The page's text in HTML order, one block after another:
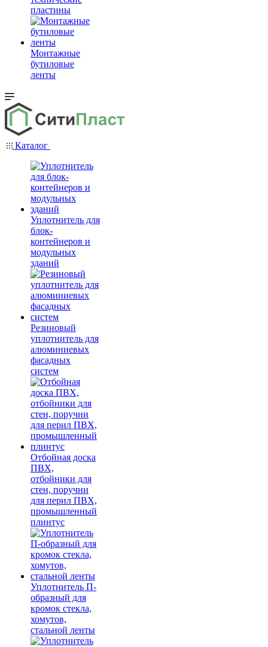
пластины
Монтажные
бутиловые
ленты
Каталог
Уплотнитель для
блок-
контейнеров и
модульных
зданий
Резиновый
уплотнитель для
алюминиевых
фасадных
систем
Отбойная доска
ПВХ,
отбойники для
стен, поручни
для перил ПВХ,
промышленный
плинтус
Уплотнитель П-
образный для
кромок стекла,
хомутов,
стальной ленты